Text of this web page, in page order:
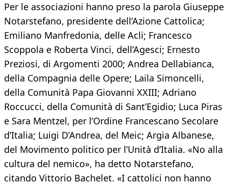
Per le associazioni hanno preso la parola Giuseppe
Notarstefano, presidente dell’Azione Cattolica;
Emiliano Manfredonia, delle Acli; Francesco
Scoppola e Roberta Vinci, dell’Agesci; Ernesto
Preziosi, di Argomenti 2000; Andrea Dellabianca,
della Compagnia delle Opere; Laila Simoncelli,
della Comunità Papa Giovanni XXIII; Adriano
Roccucci, della Comunità di Sant’Egidio; Luca Piras
e Sara Mentzel, per l’Ordine Francescano Secolare
d’Italia; Luigi D’Andrea, del Meic; Argia Albanese,
del Movimento politico per l’Unità d’Italia. «No alla
cultura del nemico», ha detto Notarstefano,
citando Vittorio Bachelet. «I cattolici non hanno